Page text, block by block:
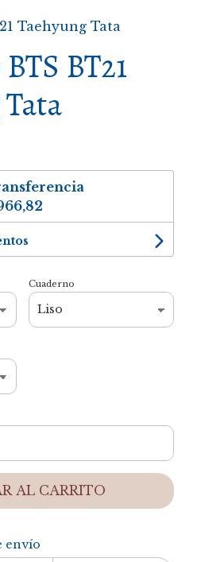
Taehyung Tata
BT21
Cuaderno
AL CARRITO
envío